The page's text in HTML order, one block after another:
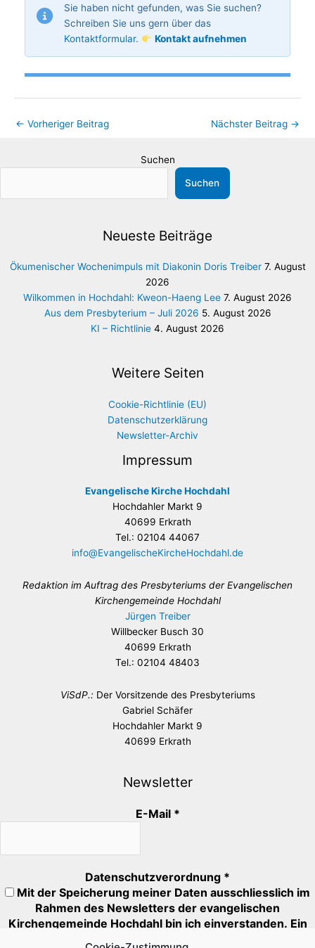
Sie haben nicht gefunden, was Sie suchen?
Schreiben Sie uns gern über das
Kontaktformular. Kontakt aufnehmen
← Vorheriger Beitrag Nächster Beitrag →
Suchen
Suchen
Neueste Beiträge
Ökumenischer Wochenimpuls mit Diakonin Doris Treiber 7. August
2026
Wilkommen in Hochdahl: Kweon-Haeng Lee 7. August 2026
Aus dem Presbyterium – Juli 2026 5. August 2026
KI – Richtlinie 4. August 2026
Weitere Seiten
Cookie-Richtlinie (EU)
Datenschutzerklärung
Newsletter-Archiv
Impressum
Evangelische Kirche Hochdahl
Hochdahler Markt 9
40699 Erkrath
Tel.: 02104 44067
info@EvangelischeKircheHochdahl.de
Redaktion im Auftrag des Presbyteriums der Evangelischen
Kirchengemeinde Hochdahl
Jürgen Treiber
Willbecker Busch 30
40699 Erkrath
Tel.: 02104 48403
ViSdP.: Der Vorsitzende des Presbyteriums
Gabriel Schäfer
Hochdahler Markt 9
40699 Erkrath
Newsletter
E-Mail *
Datenschutzverordnung *
Mit der Speicherung meiner Daten ausschliesslich im
Rahmen des Newsletters der evangelischen
Kirchengemeinde Hochdahl bin ich einverstanden. Ein